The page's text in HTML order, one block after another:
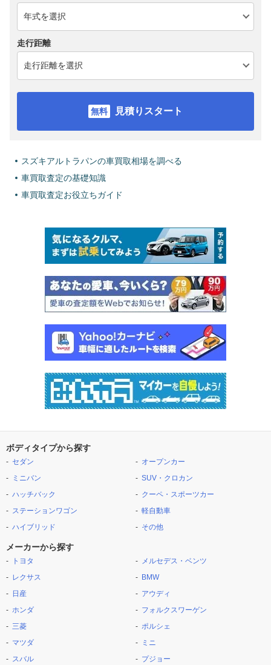
走行距離
見積りスタート
スズキアルトラパンの車買取相場を調べる
車買取査定の基礎知識
車買取査定お役立ちガイド
ボディタイプから探す
セダン
ミニバン
ハッチバック
ステーションワゴン
ハイブリッド
オープンカー
SUV・クロカン
クーペ・スポーツカー
軽自動車
その他
メーカーから探す
トヨタ
レクサス
日産
ホンダ
三菱
マツダ
スバル
メルセデス・ベンツ
BMW
アウディ
フォルクスワーゲン
ポルシェ
ミニ
プジョー